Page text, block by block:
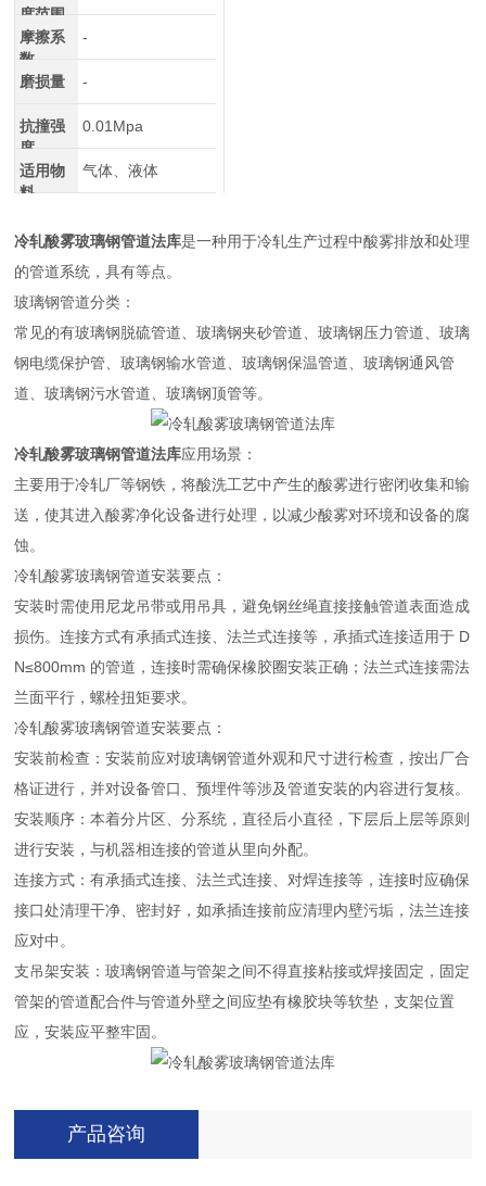
度范围
摩擦系
数
-
磨损量 -
抗撞强
度
0.01Mpa
适用物
料
气体、液体
冷轧酸雾玻璃钢管道法库是一种用于冷轧生产过程中酸雾排放和处理
的管道系统，具有等点。
玻璃钢管道分类：
常见的有玻璃钢脱硫管道、玻璃钢夹砂管道、玻璃钢压力管道、玻璃
钢电缆保护管、玻璃钢输水管道、玻璃钢保温管道、玻璃钢通风管
道、玻璃钢污水管道、玻璃钢顶管等。
冷轧酸雾玻璃钢管道法库应用场景：
主要用于冷轧厂等钢铁，将酸洗工艺中产生的酸雾进行密闭收集和输
送，使其进入酸雾净化设备进行处理，以减少酸雾对环境和设备的腐
蚀。
冷轧酸雾玻璃钢管道安装要点：
安装时需使用尼龙吊带或用吊具，避免钢丝绳直接接触管道表面造成
损伤。连接方式有承插式连接、法兰式连接等，承插式连接适用于 D
N≤800mm 的管道，连接时需确保橡胶圈安装正确；法兰式连接需法
兰面平行，螺栓扭矩要求。
冷轧酸雾玻璃钢管道安装要点：
安装前检查：安装前应对玻璃钢管道外观和尺寸进行检查，按出厂合
格证进行，并对设备管口、预埋件等涉及管道安装的内容进行复核。
安装顺序：本着分片区、分系统，直径后小直径，下层后上层等原则
进行安装，与机器相连接的管道从里向外配。
连接方式：有承插式连接、法兰式连接、对焊连接等，连接时应确保
接口处清理干净、密封好，如承插连接前应清理内壁污垢，法兰连接
应对中。
支吊架安装：玻璃钢管道与管架之间不得直接粘接或焊接固定，固定
管架的管道配合件与管道外壁之间应垫有橡胶块等软垫，支架位置
应，安装应平整牢固。
产品咨询